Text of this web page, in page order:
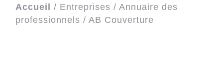
Accueil / Entreprises / Annuaire des
professionnels / AB Couverture